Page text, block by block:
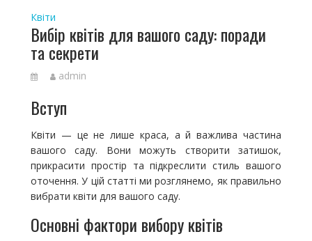
Квіти
Вибір квітів для вашого саду: поради
та секрети
admin
Вступ
Квіти — це не лише краса, а й важлива частина
вашого саду. Вони можуть створити затишок,
прикрасити простір та підкреслити стиль вашого
оточення. У цій статті ми розглянемо, як правильно
вибрати квіти для вашого саду.
Основні фактори вибору квітів